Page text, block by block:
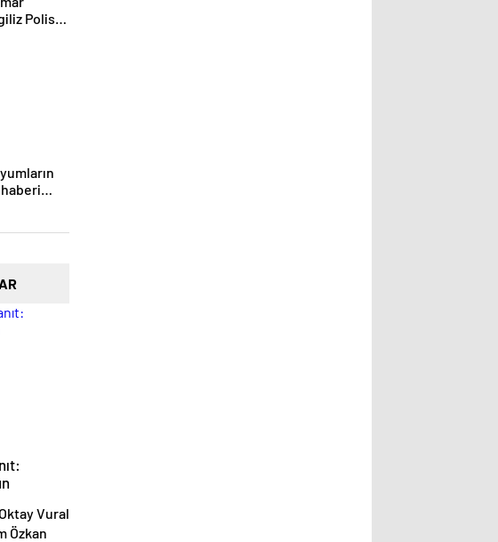
Polisi
taşıdı
Vural
Özkan